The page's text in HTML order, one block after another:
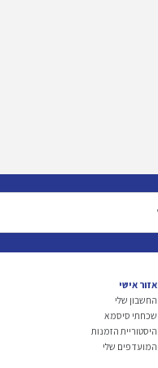
אזור אישי
החשבון שלי
שכחתי סיסמא
היסטוריית הזמנות
המועדפים שלי